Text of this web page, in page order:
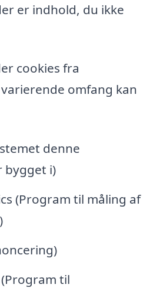
er indhold, du ikke
cookies fra
omfang kan
denne
bygget i)
(Program til måling af
til